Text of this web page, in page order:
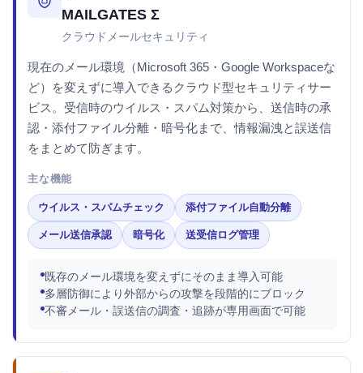
MAILGATES Σ
クラウドメールセキュリティ
現在のメール環境（Microsoft 365・Google Workspaceな
ど）を変えずに導入できるクラウド型セキュリティサー
ビス。受信時のウイルス・スパム対策から、送信時の承
認・添付ファイル分離・暗号化まで、情報漏洩と誤送信
をまとめて防ぎます。
主な機能
ウイルス・スパムチェック 添付ファイル自動分離
メール送信承認 暗号化 送受信ログ管理
既存のメール環境を変えずにそのまま導入可能
多層防御により外部からの攻撃を段階的にブロック
不審メール・誤送信の調査・追跡が専用画面で可能